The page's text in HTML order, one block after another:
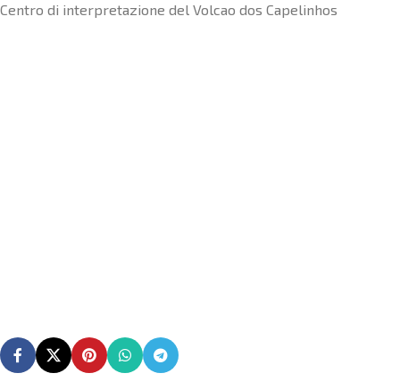
Centro di interpretazione del Volcao dos Capelinhos